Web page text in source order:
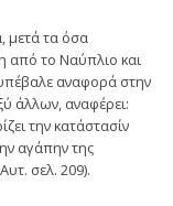
τα όσα
από το Ναύπλιο και
υπέβαλε αναφορά στην
άλλων, αναφέρει:
την κατάστασίν
αγάπην της
σελ. 209).